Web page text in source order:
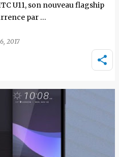
U11, son nouveau flagship
par …
2017